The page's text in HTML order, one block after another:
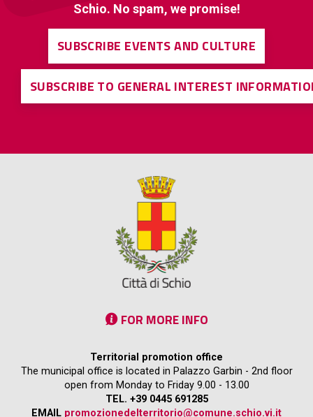
Schio. No spam, we promise!
SUBSCRIBE EVENTS AND CULTURE
SUBSCRIBE TO GENERAL INTEREST
FOR MORE INFO
Territorial promotion office
The municipal office is located in Palazzo Garbin - 2nd floor
open from Monday to Friday 9.00 - 13.00
TEL. +39 0445 691285
EMAIL promozionedelterritorio@comune.schio.vi.it